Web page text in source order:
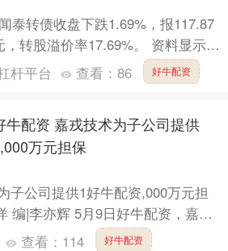
泰转债收盘下跌1.69%，报117.87
转股溢价率17.69%。 资料显示，
”，债券....
杆平台 查看： 86 好牛配资
牛配资 嘉戎技术为子公司提供
万元担保
子公司提供1好牛配资,000万元担
编|李亦辉 5月9日好牛配资，嘉戎
司已通过董事会和股....
查看： 114 好牛配资